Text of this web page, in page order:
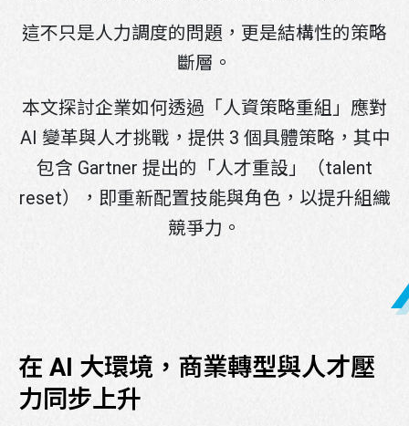
這不只是人力調度的問題，更是結構性的策略
斷層。
本文探討企業如何透過「人資策略重組」應對
AI 變革與人才挑戰，提供 3 個具體策略，其中
包含 Gartner 提出的「人才重設」（talent
reset），即重新配置技能與角色，以提升組織
競爭力。
在 AI 大環境，商業轉型與人才壓
力同步上升